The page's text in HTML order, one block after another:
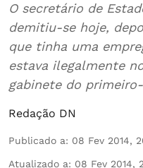
O secretário de
demitiu-se hoje, depois de se ter
que tinha uma
estava ilegalmente no país, anunciou o
Redação DN
Publicado a: 08 Fev 2014,
Atualizado a: 08 Fev 2014,